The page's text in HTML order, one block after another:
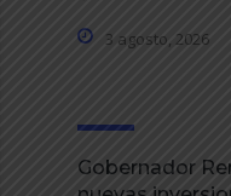
3 agosto, 2026
Gobernador